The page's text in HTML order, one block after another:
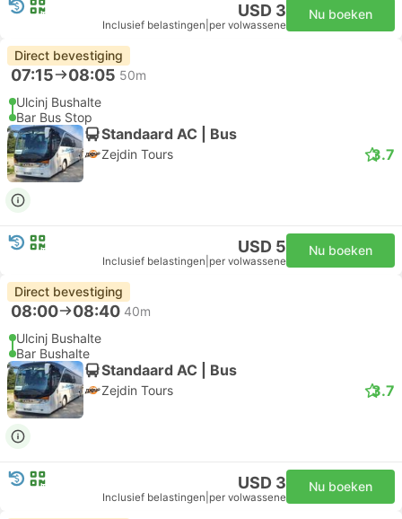
USD 3
Inclusief belastingen per volwassene
Nu boeken
Direct bevestiging
07:15 08:05 50m
Ulcinj Bushalte
Bar Bus Stop
Standaard AC | Bus
Zejdin Tours 3.7
USD 5
Inclusief belastingen per volwassene
Nu boeken
Direct bevestiging
08:00 08:40 40m
Ulcinj Bushalte
Bar Bushalte
Standaard AC | Bus
Zejdin Tours 3.7
USD 3
Inclusief belastingen per volwassene
Nu boeken